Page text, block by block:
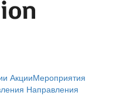
АкцииМероприятия
Направления